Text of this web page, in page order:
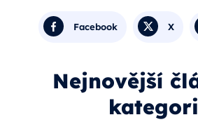
Facebook X
Nejnovější